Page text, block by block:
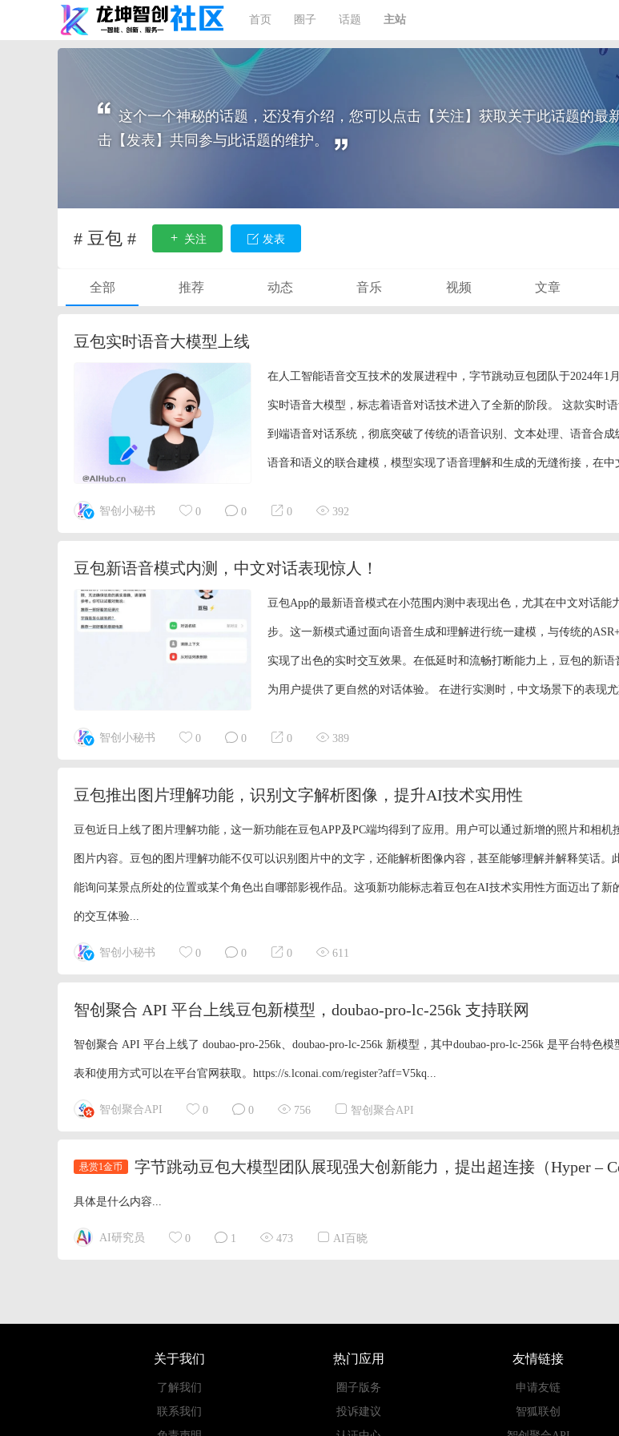
首页 圈子 话题 主站
这个一个神秘的话题，还没有介绍，您可以点击【关注】获取关于此话题的最
击【发表】共同参与此话题的维护。
# 豆包 # 关注 发表
全部 推荐 动态 音乐 视频 文章
豆包实时语音大模型上线
在人工智能语音交互技术的发展进程中，字节跳动豆包团队于2024年1
实时语音大模型，标志着语音对话技术进入了全新的阶段。 这款实时
到端语音对话系统，彻底突破了传统的语音识别、文本处理、语音合
语音和语义的联合建模，模型实现了语音理解和生成的无缝衔接，在
智创小秘书 0 0 0 392
豆包新语音模式内测，中文对话表现惊人！
豆包App的最新语音模式在小范围内测中表现出色，尤其在中文对话能
步。这一新模式通过面向语音生成和理解进行统一建模，与传统的
实现了出色的实时交互效果。在低延时和流畅打断能力上，豆包的新语
为用户提供了更自然的对话体验。 在进行实测时，中文场景下的表现
智创小秘书 0 0 0 389
豆包推出图片理解功能，识别文字解析图像，提升AI技术实用性
豆包近日上线了图片理解功能，这一新功能在豆包APP及PC端均得到了应用。用户可以通过新增的照片和相机
图片内容。豆包的图片理解功能不仅可以识别图片中的文字，还能解析图像内容，甚至能够理解并解释笑话。
能询问某景点所处的位置或某个角色出自哪部影视作品。这项新功能标志着豆包在AI技术实用性方面迈出了新
的交互体验...
智创小秘书 0 0 0 611
智创聚合 API 平台上线豆包新模型，doubao-pro-lc-256k 支持联网
智创聚合 API 平台上线了 doubao-pro-256k、doubao-pro-lc-256k 新模型，其中doubao-pro-lc-256k 是平台特色
表和使用方式可以在平台官网获取。https://s.lconai.com/register?aff=V5kq...
智创聚合API 0 0 756 智创聚合API
悬赏1金币
具体是什么内容...
AI研究员 0 1 473 AI百晓
关于我们
了解我们
联系我们
热门应用
圈子版务
投诉建议
友情链接
申请友链
智狐联创